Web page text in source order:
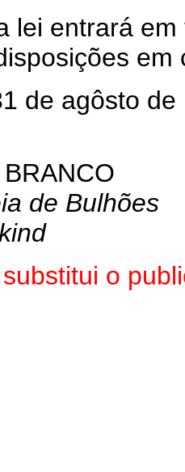
lei entrará
em
agôsto de
de Bulhões
o